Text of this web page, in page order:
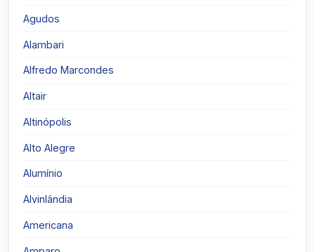
Agudos
Alambari
Alfredo Marcondes
Altair
Altinópolis
Alto Alegre
Alumínio
Alvinlândia
Americana